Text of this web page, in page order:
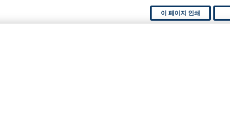
이 페이지 인쇄